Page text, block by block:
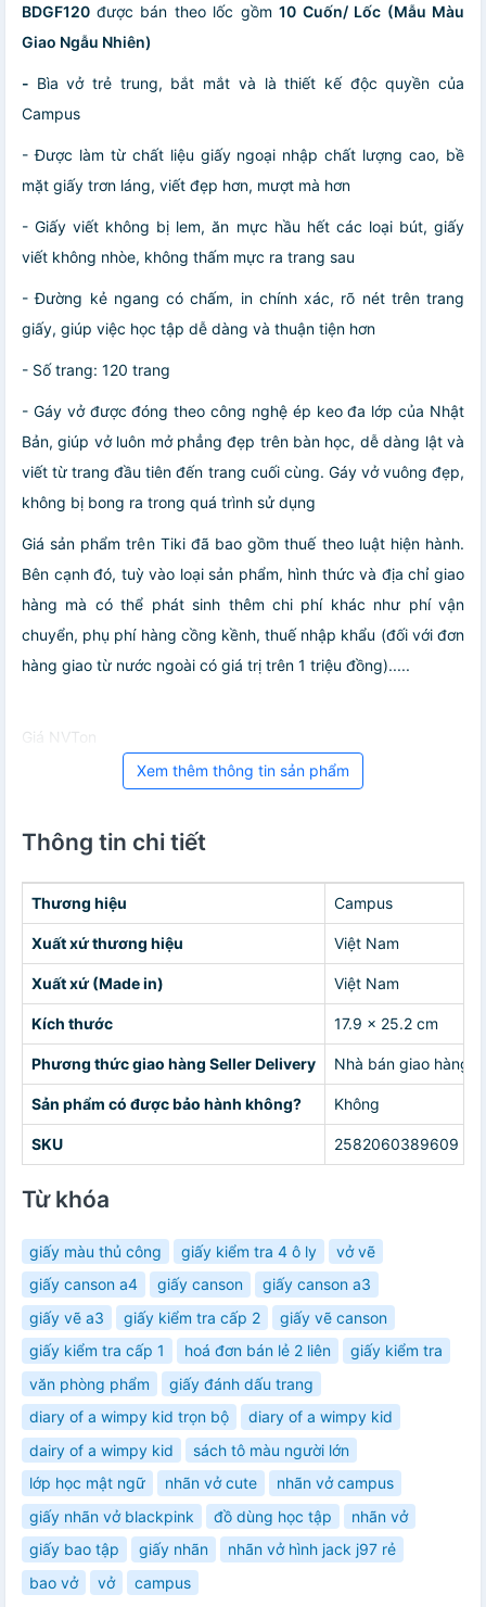
BDGF120 được bán theo lốc gồm 10 Cuốn/ Lốc (Mẫu Màu
Giao Ngẫu Nhiên)
- Bìa vở trẻ trung, bắt mắt và là thiết kế độc quyền của
Campus
- Được làm từ chất liệu giấy ngoại nhập chất lượng cao, bề
mặt giấy trơn láng, viết đẹp hơn, mượt mà hơn
- Giấy viết không bị lem, ăn mực hầu hết các loại bút, giấy
viết không nhòe, không thấm mực ra trang sau
- Đường kẻ ngang có chấm, in chính xác, rõ nét trên trang
giấy, giúp việc học tập dễ dàng và thuận tiện hơn
- Số trang: 120 trang
- Gáy vở được đóng theo công nghệ ép keo đa lớp của Nhật
Bản, giúp vở luôn mở phẳng đẹp trên bàn học, dễ dàng lật và
viết từ trang đầu tiên đến trang cuối cùng. Gáy vở vuông đẹp,
không bị bong ra trong quá trình sử dụng
Giá sản phẩm trên Tiki đã bao gồm thuế theo luật hiện hành.
Bên cạnh đó, tuỳ vào loại sản phẩm, hình thức và địa chỉ giao
hàng mà có thể phát sinh thêm chi phí khác như phí vận
chuyển, phụ phí hàng cồng kềnh, thuế nhập khẩu (đối với đơn
hàng giao từ nước ngoài có giá trị trên 1 triệu đồng).....
Giá NVTon
Xem thêm thông tin sản phẩm
Thông tin chi tiết
Thương hiệu Campus
Xuất xứ thương hiệu Việt Nam
Xuất xứ (Made in) Việt Nam
Kích thước 17.9 x 25.2 cm
Phương thức giao hàng Seller Delivery Nhà bán giao hàng
Sản phẩm có được bảo hành không? Không
SKU 2582060389609
Từ khóa
giấy màu thủ công giấy kiểm tra 4 ô ly
vở vẽ
giấy canson a4
giấy canson
giấy canson a3
giấy vẽ a3
giấy kiểm tra cấp 2
giấy vẽ canson
giấy kiểm tra cấp 1
hoá đơn bán lẻ 2 liên
giấy kiểm tra
văn phòng phẩm
giấy đánh dấu trang
diary of a wimpy kid trọn bộ
diary of a wimpy kid
dairy of a wimpy kid
sách tô màu người lớn
lớp học mật ngữ
nhãn vở cute
nhãn vở campus
giấy nhãn vở blackpink
đồ dùng học tập
nhãn vở
giấy bao tập
giấy nhãn
nhãn vở hình jack j97 rẻ
bao vở
vở campus